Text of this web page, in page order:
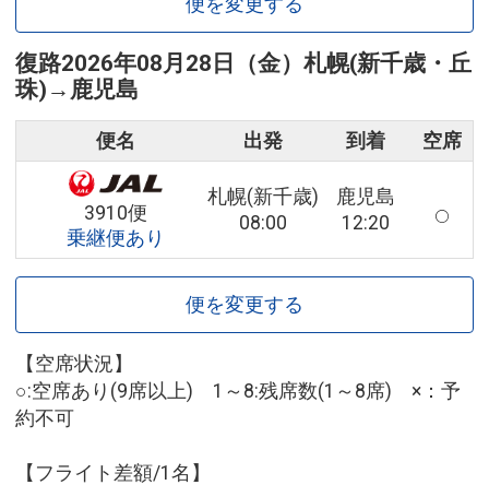
復路2026年08月28日（金） 札幌(新千歳・丘
珠) → 鹿児島
便名 出発 到着 空席
3910便
乗継便あり
札幌(新千歳)
08:00
鹿児島
12:20
便を変更する
【空席状況】
○:空席あり(9席以上) 1～8:残席数(1～8席) ×：予
約不可
【フライト差額/1名】